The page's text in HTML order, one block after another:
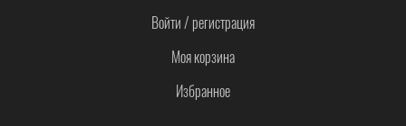
Войти / регистрация
Моя корзина
Избранное